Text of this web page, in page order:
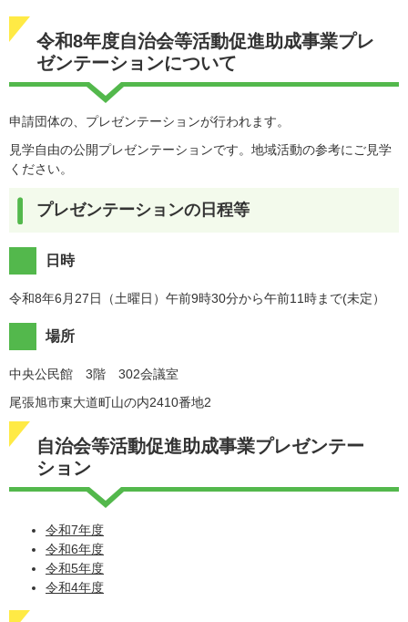
令和8年度自治会等活動促進助成事業プレ
ゼンテーションについて
申請団体の、プレゼンテーションが行われます。
見学自由の公開プレゼンテーションです。地域活動の参考にご見学
ください。
プレゼンテーションの日程等
日時
令和8年6月27日（土曜日）午前9時30分から午前11時まで(未定）​
場所
中央公民館 3階 302会議室
尾張旭市東大道町山の内2410番地2
自治会等活動促進助成事業プレゼンテー
ション
令和7年度
令和6年度
令和5年度
令和4年度